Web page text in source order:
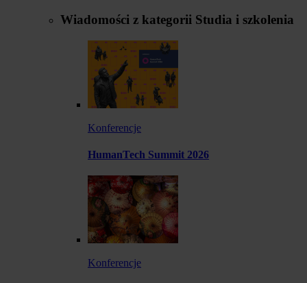
Wiadomości z kategorii Studia i szkolenia
Konferencje
HumanTech Summit 2026
Konferencje